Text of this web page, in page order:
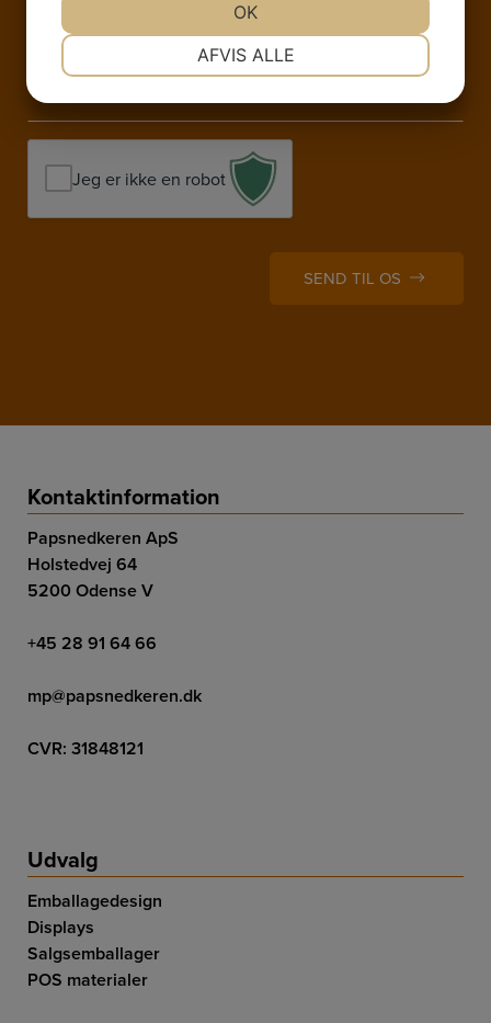
Jeg er ikke en robot
SEND TIL OS
Kontaktinformation
Papsnedkeren ApS
Holstedvej 64
5200 Odense V
+45 28 91 64 66
mp@papsnedkeren.dk
CVR: 31848121
Udvalg
Emballagedesign
Displays
Salgsemballager
POS materialer
MARKETING STATISTIK
AFVIS ALLE
OK